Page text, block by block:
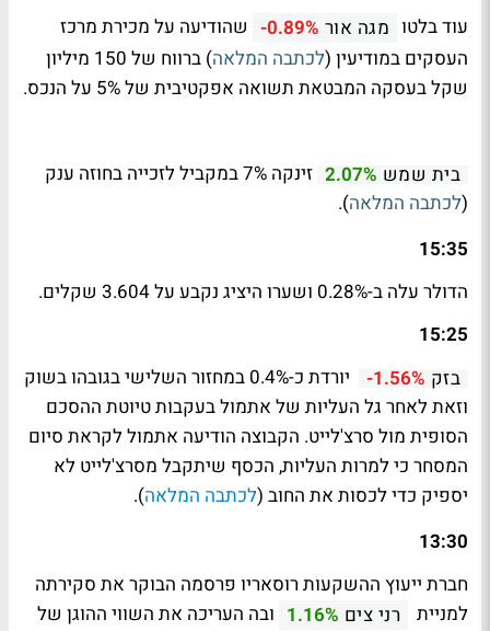
עוד בלטו מגה אור -0.89% שהודיעה על מכירת מרכז
העסקים במודיעין (לכתבה המלאה
) ברווח של 150 מיליון
שקל בעסקה המבטאת תשואה אפקטיבית של 5% על הנכס.
בית שמש 2.07%
זינקה 7% במקביל לזכייה בחוזה ענק
(לכתבה המלאה).
15:35
הדולר עלה ב-0.28% ושערו היציג נקבע על 3.604 שקלים.
15:25
בזק -1.56%
יורדת כ-0.4% במחזור השלישי בגובהו בשוק
וזאת לאחר גל העליות של אתמול בעקבות טיוטת ההסכם
הסופית מול סרצ'לייט. הקבוצה הודיעה אתמול לקראת סיום
המסחר כי למרות העליות, הכסף שיתקבל מסרצ'לייט לא
יספיק כדי לכסות את החוב (לכתבה המלאה).
13:30
חברת ייעוץ ההשקעות רוסאריו פרסמה הבוקר את סקירתה
למניית
רני צים 1.16% ובה העריכה את השווי ההוגן של